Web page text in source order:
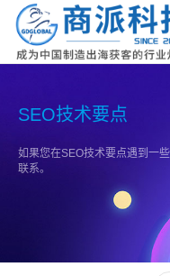
SEO技术要点
如果您在SEO技术要点遇到一
联系。